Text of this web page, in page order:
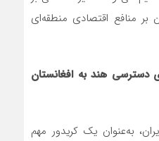
بر منافع اقتصادی منطقه‌ای
دسترسی هند به افغانستان
به‌عنوان یک کریدور مهم